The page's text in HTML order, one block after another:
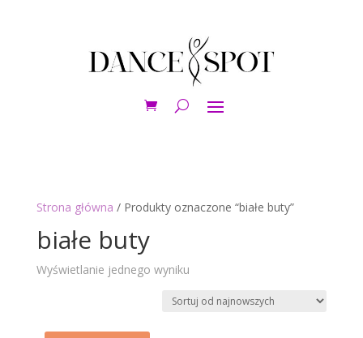
Strona główna / Produkty oznaczone “białe buty”
białe buty
Wyświetlanie jednego wyniku